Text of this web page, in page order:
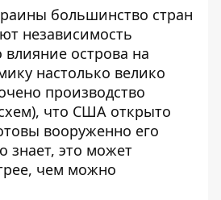
большинство стран
независимость
влияние острова на
настолько велико
производство
что США открыто
вооруженно его
знает, это может
чем можно